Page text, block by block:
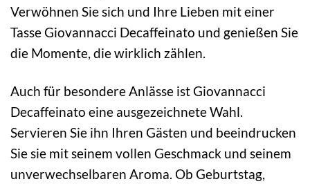
Verwöhnen Sie sich und Ihre Lieben mit einer
Tasse Giovannacci Decaffeinato und genießen Sie
die Momente, die wirklich zählen.
Auch für besondere Anlässe ist Giovannacci
Decaffeinato eine ausgezeichnete Wahl.
Servieren Sie ihn Ihren Gästen und beeindrucken
Sie sie mit seinem vollen Geschmack und seinem
unverwechselbaren Aroma. Ob Geburtstag,